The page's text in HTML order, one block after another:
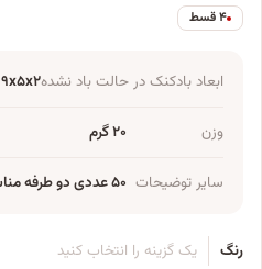
۴ قسط
ابعاد بادکنک در حالت باد نشده۹x۵x۲ سانتی‌متر
وزن ۲۰ گرم
سایر توضیحات ۵۰ عددی دو طرفه مناسب برای بادکنک لاتکس و فویلی
رنگ یک گزینه را انتخاب کنید